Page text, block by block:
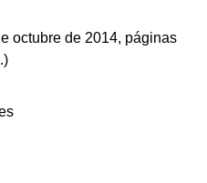
octubre de 2014, páginas
)